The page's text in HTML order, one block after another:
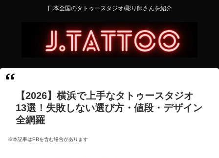
日本全国のタトゥースタジオ/彫り師さんを紹介
【2026】横浜で上手なタトゥースタジオ
13選！失敗しない選び方・値段・デザイン
全網羅
※本記事はPRを含む場合があります